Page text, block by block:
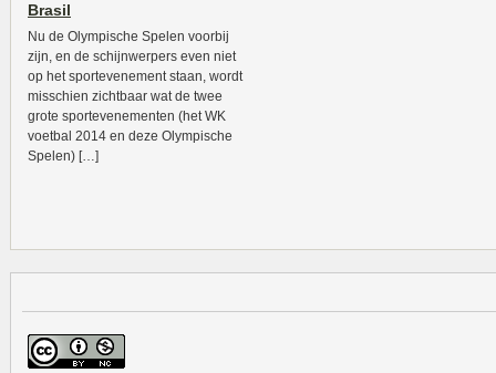
Brasil
Nu de Olympische Spelen voorbij
zijn, en de schijnwerpers even niet
op het sportevenement staan, wordt
misschien zichtbaar wat de twee
grote sportevenementen (het WK
voetbal 2014 en deze Olympische
Spelen) […]